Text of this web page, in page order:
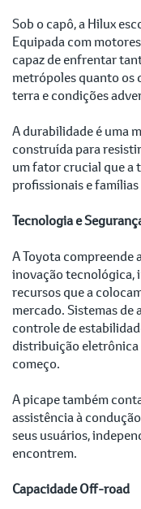
Sob o capô, a Hilux
Equipada com
capaz de enfrentar
metrópoles quanto os
terra e condições
A durabilidade é uma
construída para
um fator crucial que a
profissionais e
Tecnologia e
A Toyota compreende
inovação tecnológica,
recursos que a
mercado. Sistemas de
controle de
distribuição eletrônica
começo.
A picape também
assistência à
seus usuários,
encontrem.
Capacidade Off-road